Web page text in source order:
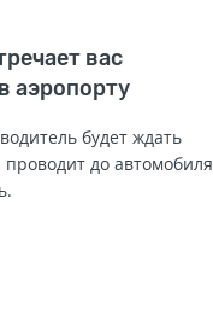
вас
аэропорту
будет ждать
до автомобиля